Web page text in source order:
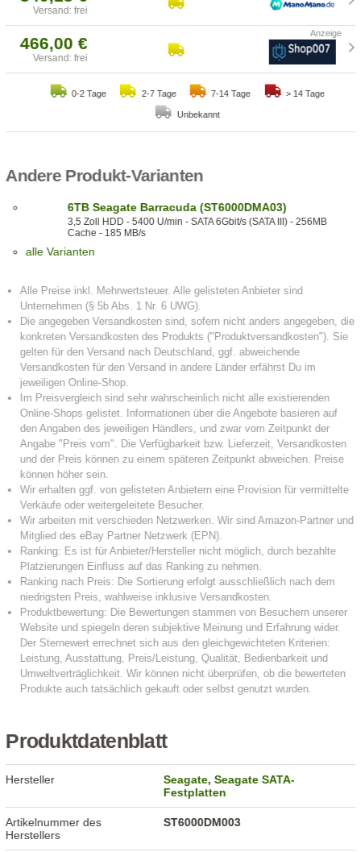
Versand: frei
466,00 €
Versand: frei
0-2 Tage 2-7 Tage 7-14 Tage > 14 Tage
Unbekannt
Andere Produkt-Varianten
6TB Seagate Barracuda (ST6000DMA03)
3,5 Zoll HDD - 5400 U/min - SATA 6Gbit/s (SATA III) - 256MB
Cache - 185 MB/s
alle Varianten
Produktdatenblatt
Hersteller Seagate,Seagate SATA-
Festplatten
Artikelnummer des
Herstellers
ST6000DM003